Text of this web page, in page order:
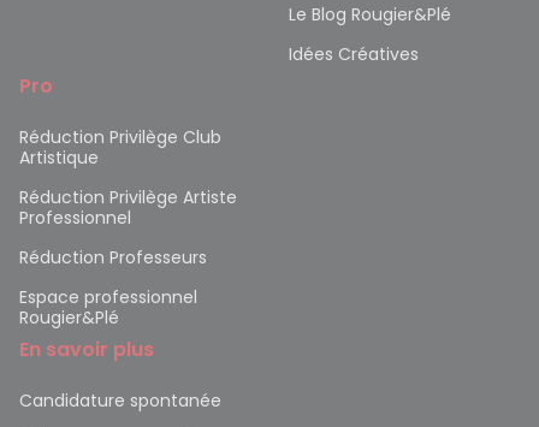
Le Blog Rougier&Plé
Idées Créatives
Pro
Réduction Privilège Club
Artistique
Réduction Privilège Artiste
Professionnel
Réduction Professeurs
Espace professionnel
Rougier&Plé
En savoir plus
Candidature spontanée